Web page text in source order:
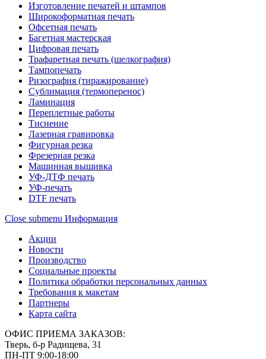
Изготовление печатей и штампов
Широкоформатная печать
Офсетная печать
Багетная мастерская
Цифровая печать
Трафаретная печать (шелкография)
Тампопечать
Ризография (тиражирование)
Сублимация (термоперенос)
Ламинация
Переплетные работы
Тиснение
Лазерная гравировка
Фигурная резка
Фрезерная резка
Машинная вышивка
УФ-ДТФ печать
УФ-печать
DTF печать
Close submenu Информация
Акции
Новости
Производство
Социальные проекты
Политика обработки персональных данных
Требования к макетам
Партнеры
Карта сайта
ОФИС ПРИЕМА ЗАКАЗОВ:
Тверь, б-р Радищева, 31
ПН-ПТ 9:00-18:00